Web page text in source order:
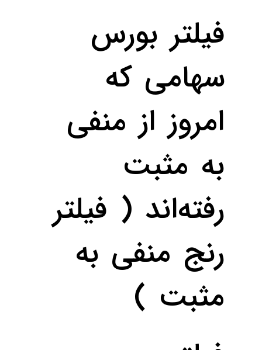
فیلتر بورس
سهامی که
امروز از منفی
به مثبت
رفته‌اند ( فیلتر
رنج منفی به
مثبت )